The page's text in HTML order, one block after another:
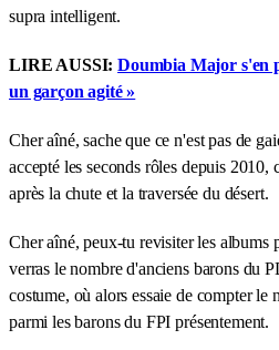
supra intelligent.
LIRE AUSSI:Doumbia Major s'en
un garçon agité »
Cher aîné, sache que ce n'est pas de
accepté les seconds rôles depuis 2010,
après la chute et la traversée du désert.
Cher aîné, peux-tu revisiter les albums
verras le nombre d'anciens barons du
costume, où alors essaie de compter le
parmi les barons du FPI présentement.